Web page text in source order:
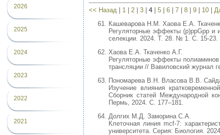
2026
2025
2024
2023
2022
2021
<< Назад
1 2 3 4| 5 6 7 8 9 10
Кашеварова Н.М. Хаова Е.А.
Регуляторные эффекты (p)ppGpp и
селекции. 2024. Т. 28. № 1. С. 15-23.
Хаова Е.А. Ткаченко А.Г.
Регуляторные эффекты
трансляции // Вавиловский журнал
Пономарева В.Н. Власова В.В.
Изучение влияния
Сборник статей Международной
Пермь, 2024. С. 177–181.
Долгих М.Д. Заморина С.А.
Клеточная линия mcf-7:
университета. Серия: Биология.